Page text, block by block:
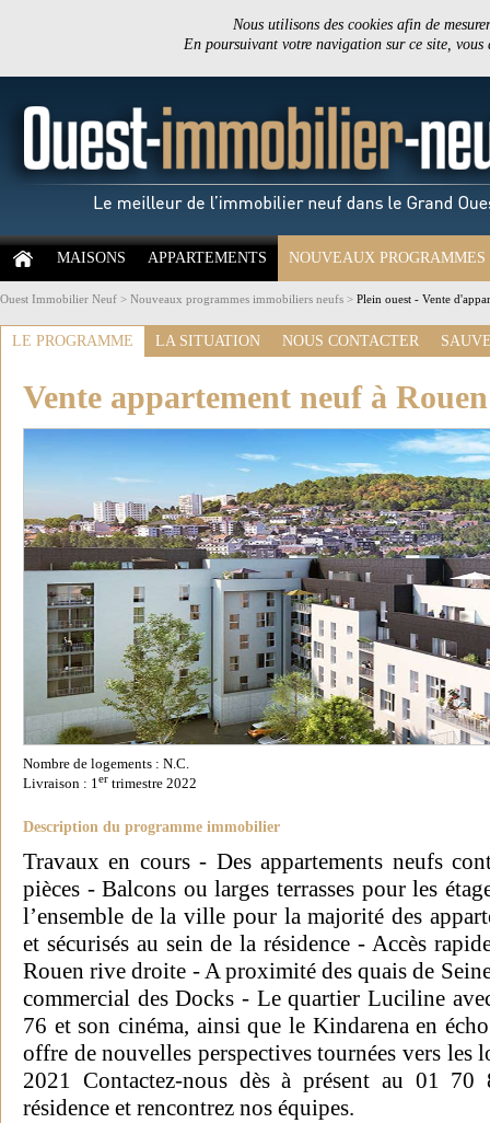
Nous utilisons des cookies afin de
En poursuivant votre navigation sur ce site,
MAISONS APPARTEMENTS NOUVEAUX PROGRAMMES
Ouest Immobilier Neuf > Nouveaux programmes immobiliers neufs > Plein ouest - Vente
LE PROGRAMME LA SITUATION NOUS CONTACTER
Vente appartement neuf à
Nombre de logements : N.C.
Livraison : 1er trimestre 2022
Description du programme immobilier
Travaux en cours - Des appartements neufs
pièces - Balcons ou larges terrasses pour les
l’ensemble de la ville pour la majorité des
et sécurisés au sein de la résidence - Accès
Rouen rive droite - A proximité des quais de
commercial des Docks - Le quartier Luciline
76 et son cinéma, ainsi que le Kindarena en
offre de nouvelles perspectives tournées vers
2021 Contactez-nous dès à présent au 01
résidence et rencontrez nos équipes.